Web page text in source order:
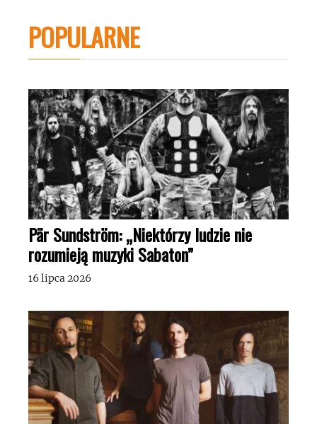
POPULARNE
Pär Sundström: „Niektórzy ludzie nie
rozumieją muzyki Sabaton”
16 lipca 2026